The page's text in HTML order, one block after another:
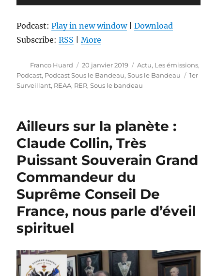
audio
Podcast:Play in new window|Download
Subscribe:RSS |More
Auteur
Franco Huard
Publié
le
20 janvier 2019 Catégories
Actu, Les émissions,
Podcast, Podcast Sous le Bandeau,Sous le Bandeau
1er
Surveillant, REAA, RER,Sous le bandeau
Ailleurs sur la planète :
Claude Collin, Très
Puissant Souverain Grand
Commandeur du
Suprême Conseil De
France, nous parle d’éveil
spirituel